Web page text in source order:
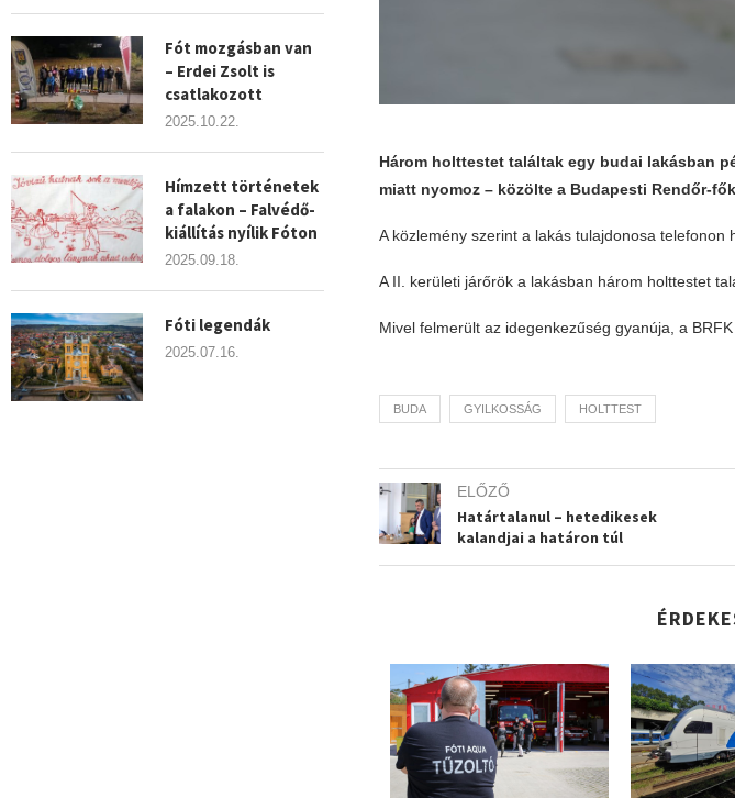
Három holttestet találtak egy budai lakásban
miatt nyomoz – közölte a Budapesti Rendőr-
A közlemény szerint a lakás tulajdonosa
A II. kerületi járőrök a lakásban három holttestet
Mivel felmerült az idegenkezűség gyanúja, a
BUDA GYILKOSSÁG HOLTTEST
ELŐZŐ
Határtalanul – hetedikesek
kalandjai a határon túl
Fót mozgásban van
– Erdei Zsolt is
csatlakozott
2025.10.22.
Hímzett történetek
a falakon – Falvédő-
kiállítás nyílik Fóton
2025.09.18.
Fóti legendák
2025.07.16.